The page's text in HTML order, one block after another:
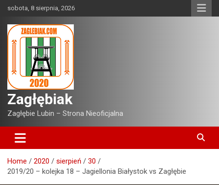
content
sobota, 8 sierpnia, 2026
Zagłębiak
Zagłębie Lubin – Strona Nieoficjalna
Home 2020 sierpień
30
2019/20 – kolejka 18 – Jagiellonia Białystok vs Zagłębie